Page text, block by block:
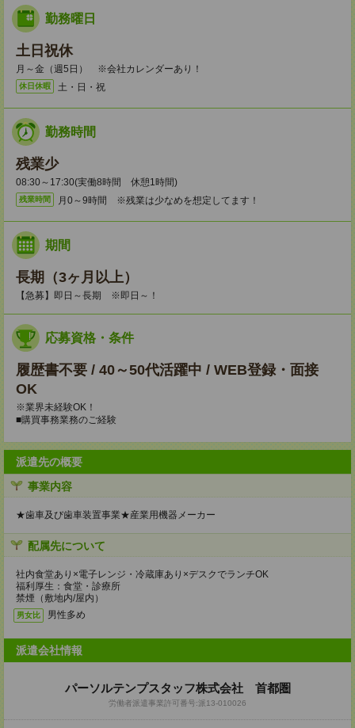
勤務曜日
土日祝休
月～金（週5日） ※会社カレンダーあり！
休日休暇 土・日・祝
勤務時間
残業少
08:30～17:30(実働8時間 休憩1時間)
残業時間 月0～9時間 ※残業は少なめを想定してます！
期間
長期（3ヶ月以上）
【急募】即日～長期 ※即日～！
応募資格・条件
履歴書不要 / 40～50代活躍中 / WEB登録・面接
OK
※業界未経験OK！
■購買事務業務のご経験
派遣先の概要
事業内容
★歯車及び歯車装置事業★産業用機器メーカー
配属先について
社内食堂あり×電子レンジ・冷蔵庫あり×デスクでランチOK
福利厚生：食堂・診療所
禁煙（敷地内/屋内）
男女比 男性多め
派遣会社情報
パーソルテンプスタッフ株式会社 首都圏
労働者派遣事業許可番号:派13-010026